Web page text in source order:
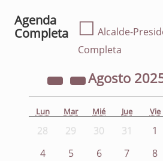
Agenda
Completa
☐ Alcalde-
Completa
Agosto
Lun Mar Mié Jue Vie
28 29 30 31 1
4
5 6 7 8